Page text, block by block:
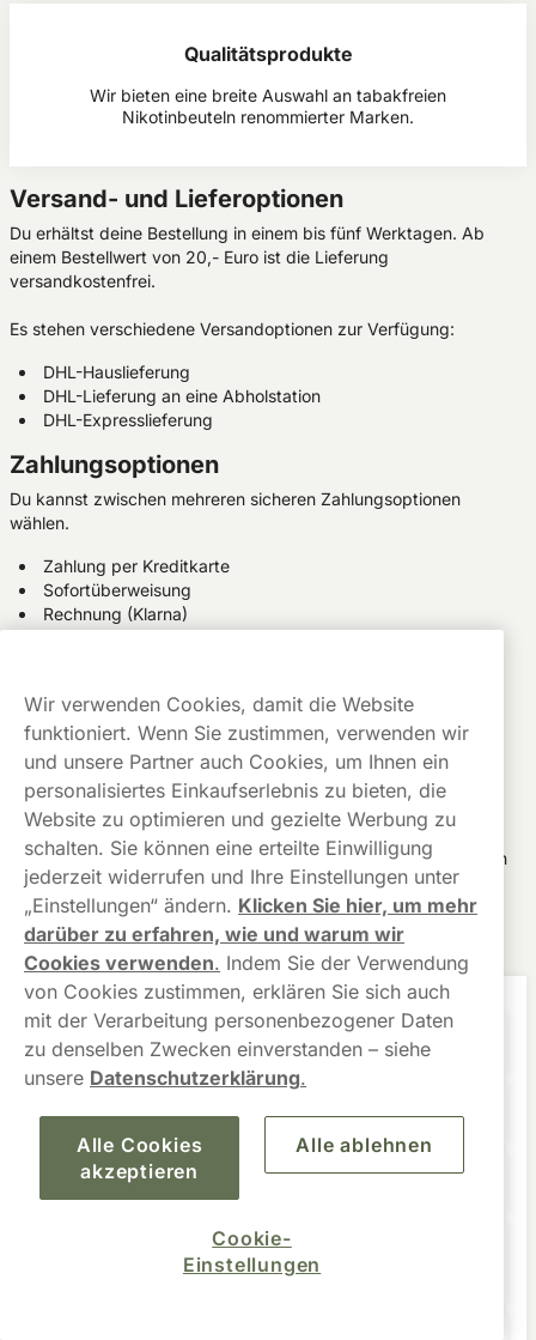
Qualitätsprodukte
Wir bieten eine breite Auswahl an tabakfreien
Nikotinbeuteln renommierter Marken.
Versand- und Lieferoptionen
Du erhältst deine Bestellung in einem bis fünf Werktagen. Ab
einem Bestellwert von 20,- Euro ist die Lieferung
versandkostenfrei.
Es stehen verschiedene Versandoptionen zur Verfügung:
DHL-Hauslieferung
DHL-Lieferung an eine Abholstation
DHL-Expresslieferung
Zahlungsoptionen
Du kannst zwischen mehreren sicheren Zahlungsoptionen
wählen.
Zahlung per Kreditkarte
Sofortüberweisung
Rechnung (Klarna)
Alterskontrolle statt. Eine Bestellung ist ausschließlich
erwachsenen Personen ab 18 Jahren erlaubt.
Kundenservice
Für alle Rückfragen steht dir ein deutschsprachiger
Kundenservicezur Verfügung. Nach Versand erhältst du einen
Tracking-Link zurSendungsverfolgung.
FAQ
Wie ist es, das erste Mal Snus zu nehmen?
Wie viel Snus kann ich täglich konsumieren?
Welche verschiedenen Snus-Sorten gibt es?
Welche Snusstärke ist in Deutschland am
Wir verwenden Cookies, damit die Website
funktioniert. Wenn Sie zustimmen, verwenden wir
und unsere Partner auch Cookies, um Ihnen ein
personalisiertes Einkaufserlebnis zu bieten, die
Website zu optimieren und gezielte Werbung zu
schalten. Sie können eine erteilte Einwilligung
jederzeit widerrufen und Ihre Einstellungen unter
„Einstellungen“ ändern. Klicken Sie hier, um mehr
darüber zu erfahren, wie und warum wir
Cookies verwenden. Indem Sie der Verwendung
von Cookies zustimmen, erklären Sie sich auch
mit der Verarbeitung personenbezogener Daten
zu denselben Zwecken einverstanden – siehe
unsere Datenschutzerklärung.
Alle Cookies
akzeptieren
Alle ablehnen
Cookie-
Einstellungen